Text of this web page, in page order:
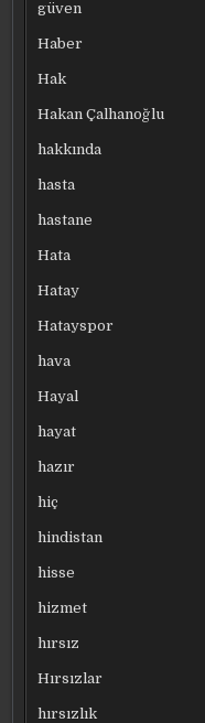
güven
Haber
Hak
Hakan Çalhanoğlu
hakkında
hasta
hastane
Hata
Hatay
Hatayspor
hava
Hayal
hayat
hazır
hiç
hindistan
hisse
hizmet
hırsız
Hırsızlar
hırsızlık